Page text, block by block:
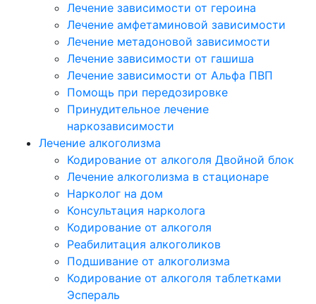
Лечение зависимости от героина
Лечение амфетаминовой зависимости
Лечение метадоновой зависимости
Лечение зависимости от гашиша
Лечение зависимости от Альфа ПВП
Помощь при передозировке
Принудительное лечение
наркозависимости
Лечение алкоголизма
Кодирование от алкоголя Двойной блок
Лечение алкоголизма в стационаре
Нарколог на дом
Консультация нарколога
Кодирование от алкоголя
Реабилитация алкоголиков
Подшивание от алкоголизма
Кодирование от алкоголя таблетками
Эспераль